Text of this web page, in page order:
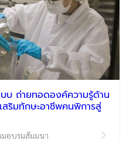
บ ถ่ายทอดองค์ความรู้ด้าน
ริมทักษะอาชีพคนพิการสู่
มอบรมสัมมนา